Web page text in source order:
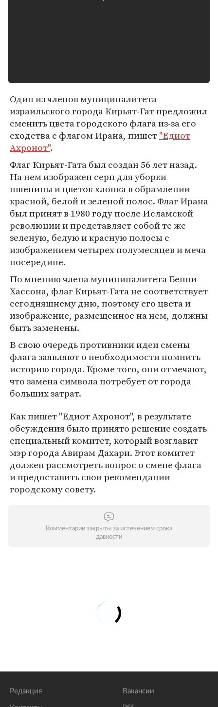
Один из членов муниципалитета
израильского города Кирьят-Гат предложил
сменить цвета городского флага из-за его
сходства с флагом Ирана, пишет"Едиот
Ахронот".
Флаг Кирьят-Гата был создан 56 лет назад.
На нем изображен серп для уборки
пшеницы и цветок хлопка в обрамлении
красной, белой и зеленой полос. Флаг Ирана
был принят в 1980 году после Исламской
революции и представляет собой те же
зеленую, белую и красную полосы с
изображением четырех полумесяцев и меча
посередине.
По мнению члена муниципалитета Бенни
Хассона, флаг Кирьят-Гата не соответствует
сегодняшнему дню, поэтому его цвета и
изображение, размещенное на нем, должны
быть заменены.
В свою очередь противники идеи смены
флага заявляют о необходимости помнить
историю города. Кроме того, они отмечают,
что замена символа потребует от города
больших затрат.
Как пишет "Едиот Ахронот", в результате
обсуждения было принято решение создать
специальный комитет, который возглавит
мэр города Авирам Дахари. Этот комитет
должен рассмотреть вопрос о смене флага
и предоставить свои рекомендации
городскому совету.
Комментарии закрыты за истечением срока
давности
Редакция Вакансии